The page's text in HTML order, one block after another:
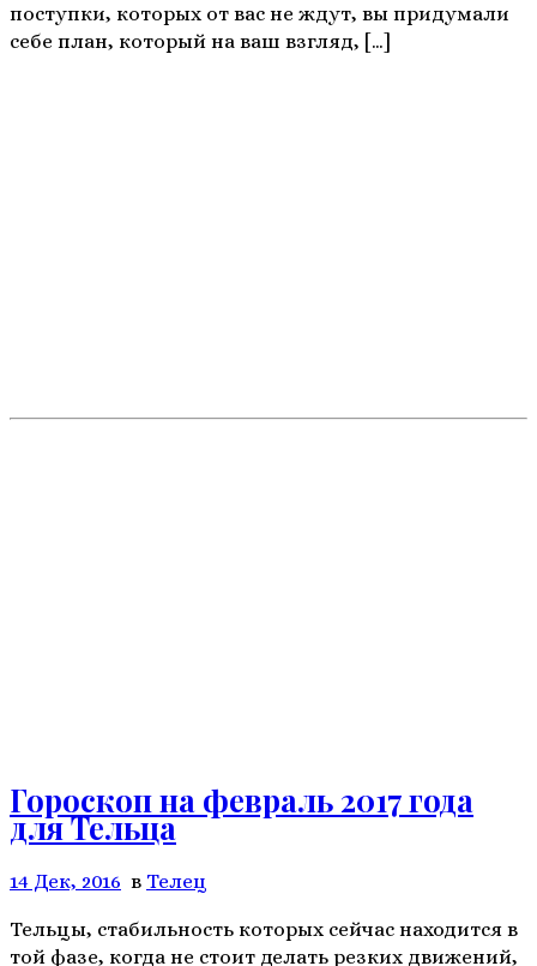
поступки, которых от вас не ждут, вы придумали
себе план, который на ваш взгляд, […]
Гороскоп на февраль 2017 года
для Тельца
14 Дек, 2016 в Телeц
Тельцы, стабильность которых сейчас находится в
той фазе, когда не стоит делать резких движений,